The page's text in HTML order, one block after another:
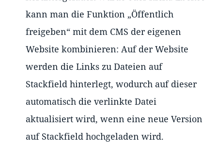
kann man die Funktion „Öffentlich
freigeben“ mit dem CMS der eigenen
Website kombinieren: Auf der Website
werden die Links zu Dateien auf
Stackfield hinterlegt, wodurch auf dieser
automatisch die verlinkte Datei
aktualisiert wird, wenn eine neue Version
auf Stackfield hochgeladen wird.